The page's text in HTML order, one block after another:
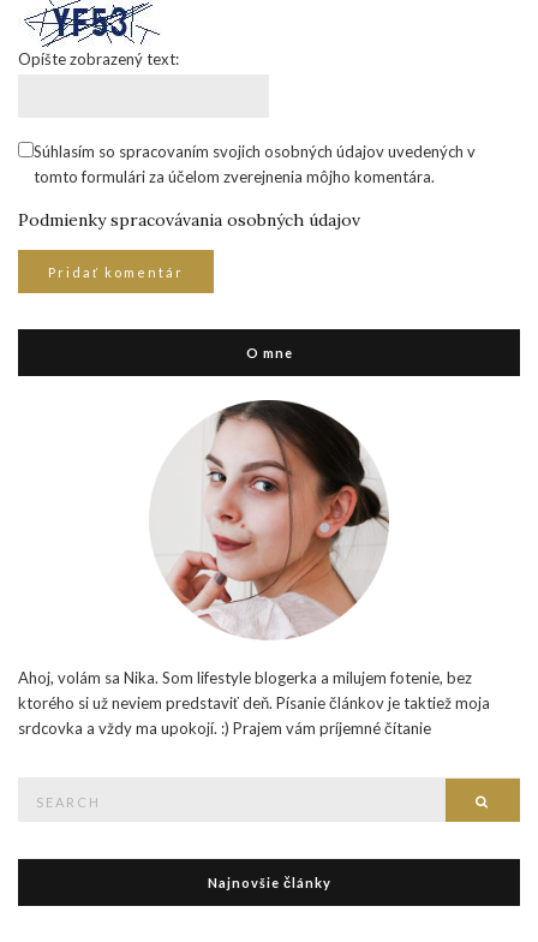
Opíšte zobrazený text:
Súhlasím so spracovaním svojich osobných údajov uvedených v
tomto formulári za účelom zverejnenia môjho komentára.
Podmienky spracovávania osobných údajov
O mne
Ahoj, volám sa Nika. Som lifestyle blogerka a milujem fotenie, bez
ktorého si už neviem predstaviť deň. Písanie článkov je taktiež moja
srdcovka a vždy ma upokojí. :) Prajem vám príjemné čítanie
Najnovšie články